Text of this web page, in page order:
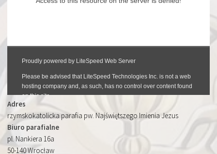
Adres
rzymskokatolicka parafia pw. Najświętszego Imienia Jezus
Biuro parafialne
pl. Nankiera 16a
50-140 Wrocław